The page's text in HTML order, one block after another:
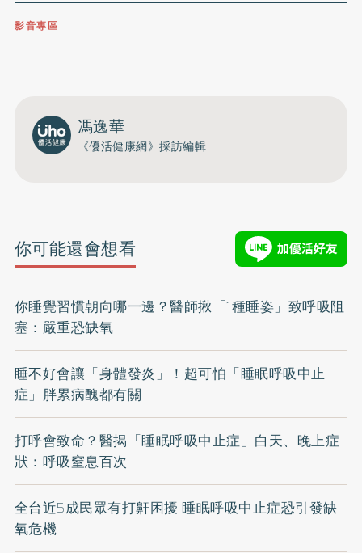
影音專區
馮逸華
《優活健康網》採訪編輯
你可能還會想看
你睡覺習慣朝向哪一邊？醫師揪「1種睡姿」致呼吸阻
塞：嚴重恐缺氧
睡不好會讓「身體發炎」！超可怕「睡眠呼吸中止
症」胖累病醜都有關
打呼會致命？醫揭「睡眠呼吸中止症」白天、晚上症
狀：呼吸窒息百次
全台近5成民眾有打鼾困擾 睡眠呼吸中止症恐引發缺
氧危機